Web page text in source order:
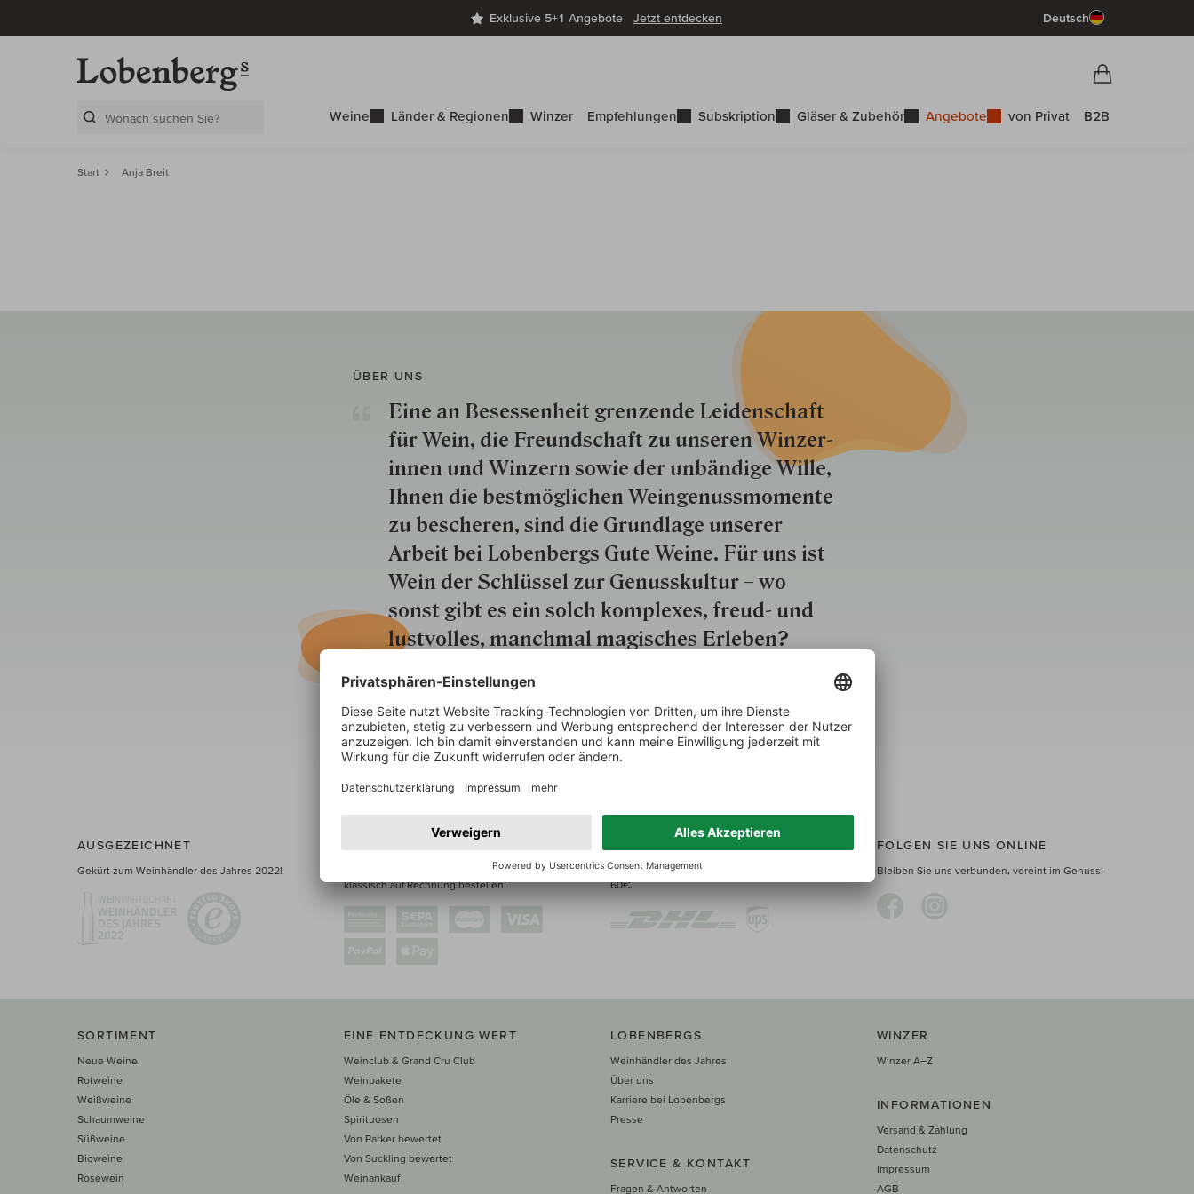
Exklusive 5+1 Angebote Jetzt entdecken Deutsch
Weine Länder & Regionen Winzer Empfehlungen Subskription Gläser & Zubehör Angebote von Privat B2B
Start Anja Breit
ÜBER UNS
Eine an Besessenheit gren­zende Lei­den­schaft
für Wein, die Freund­schaft zu unseren Win­zer­
innen und Win­zern so­wie der un­bän­dige Wille,
Ihnen die best­mög­lich­en Wein­genuss­momente
zu besche­ren, sind die Grund­lage unserer
Arbeit bei Lobenbergs Gute Weine. Für uns ist
Wein der Schlüs­sel zur Genuss­kultur – wo
sonst gibt es ein solch kom­plexes, freud- und
lustvolles, manchmal ma­gisch­es Er­le­ben?
eint im Genuss.
Mehr erfahren
AUSGEZEICHNET
Gekürt zum Weinhändler des Jahres 2022!
Sie haben die Wahl – online bezahlen oder
klassisch auf Rechnung bestellen.
Kostenfreier Versand via DHL in DE und AT ab
60€.
FOLGEN SIE UNS ONLINE
Bleiben Sie uns verbunden, vereint im Genuss!
SORTIMENT
Neue Weine
Rotweine
Weißweine
Schaumweine
Süßweine
Bioweine
Roséwein
EINE ENTDECKUNG WERT
Weinclub & Grand Cru Club
Weinpakete
Öle & Soßen
Spirituosen
Von Parker bewertet
Von Suckling bewertet
Weinankauf
LOBENBERGS
Weinhändler des Jahres
Über uns
Karriere bei Lobenbergs
Presse
SERVICE & KONTAKT
Fragen & Antworten
WINZER
Winzer A–Z
INFORMATIONEN
Versand & Zahlung
Datenschutz
Impressum
AGB